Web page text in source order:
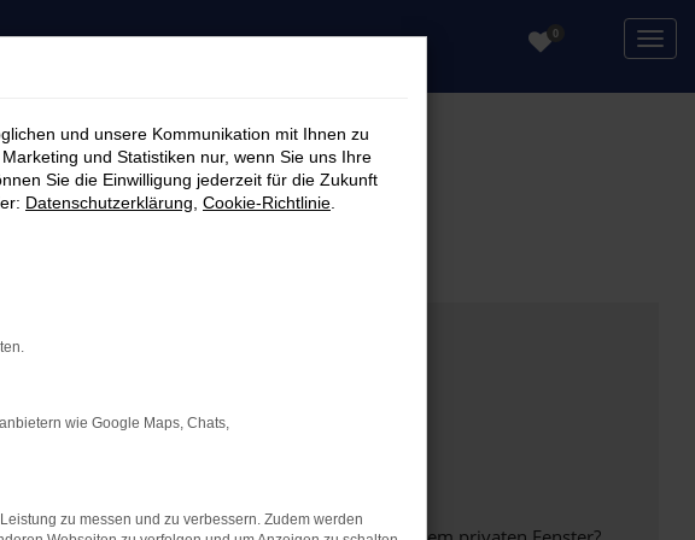
0
und unsere Kommunikation mit Ihnen zu
und Statistiken nur, wenn Sie uns Ihre
Sie die Einwilligung jederzeit für die Zukunft
Datenschutzerklärung Cookie-Richtlinie
wie Google Maps, Chats,
zu messen und zu verbessern. Zudem werden